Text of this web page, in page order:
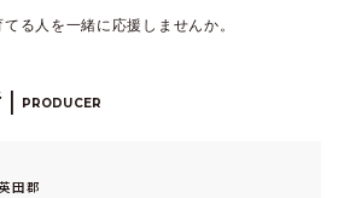
る人を一緒に応援しませんか。
| PRODUCER
田郡